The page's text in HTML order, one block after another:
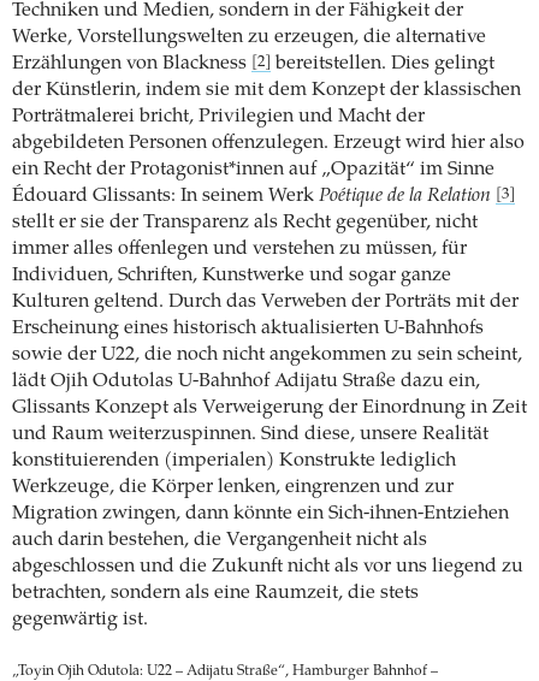
Techniken und Medien, sondern in der Fähigkeit der
Werke, Vorstellungswelten zu erzeugen, die alternative
Erzählungen von Blackness
[2]
bereitstellen. Dies gelingt
der Künstlerin, indem sie mit dem Konzept der klassischen
Porträtmalerei bricht, Privilegien und Macht der
abgebildeten Personen offenzulegen. Erzeugt wird hier also
ein Recht der Protagonist*innen auf „Opazität“ im Sinne
Édouard Glissants: In seinem Werk Poétique de la Relation [3]
stellt er sie der Transparenz als Recht gegenüber, nicht
immer alles offenlegen und verstehen zu müssen, für
Individuen, Schriften, Kunstwerke und sogar ganze
Kulturen geltend. Durch das Verweben der Porträts mit der
Erscheinung eines historisch aktualisierten U-Bahnhofs
sowie der U22, die noch nicht angekommen zu sein scheint,
lädt Ojih Odutolas U-Bahnhof Adijatu Straße dazu ein,
Glissants Konzept als Verweigerung der Einordnung in Zeit
und Raum weiterzuspinnen. Sind diese, unsere Realität
konstituierenden (imperialen) Konstrukte lediglich
Werkzeuge, die Körper lenken, eingrenzen und zur
Migration zwingen, dann könnte ein Sich-ihnen-Entziehen
auch darin bestehen, die Vergangenheit nicht als
abgeschlossen und die Zukunft nicht als vor uns liegend zu
betrachten, sondern als eine Raumzeit, die stets
gegenwärtig ist.
„Toyin Ojih Odutola: U22 – Adijatu Straße“, Hamburger Bahnhof –